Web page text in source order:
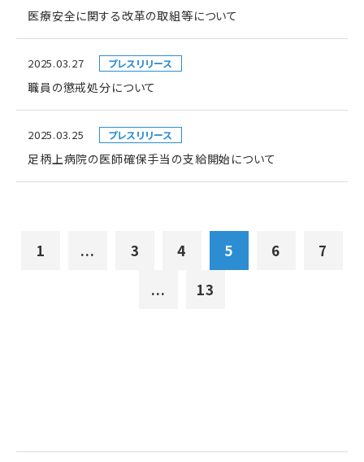
医療安全に関する改革の取組等について
2025.03.27 プレスリリース
職員の懲戒処分について
2025.03.25 プレスリリース
足柄上病院の医師確保手当の支給開始について
1 ... 3 4 5 6
7
...
13